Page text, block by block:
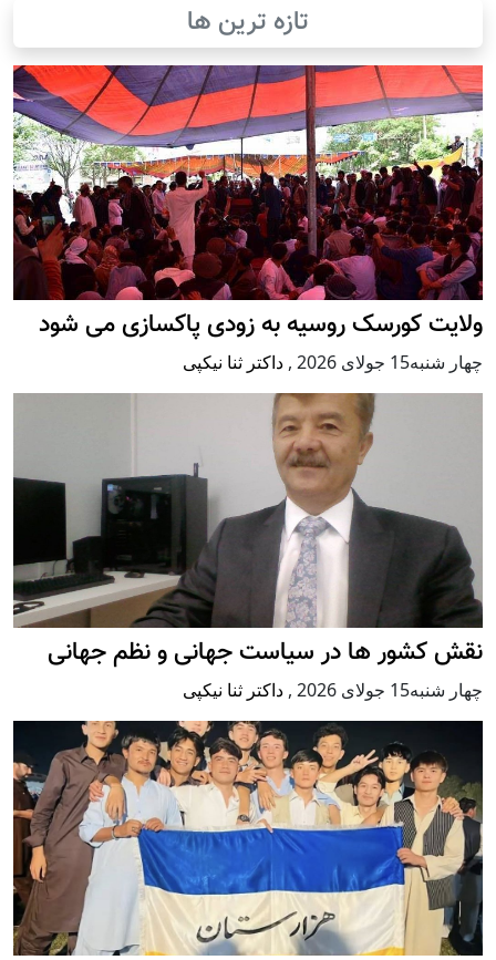
تازه ترین ها
ولایت کورسک روسیه به زودی پاکسازی می شود
چهار شنبه15 جولای 2026 , داکتر ثنا نیکپی
نقش کشور ها در سیاست جهانی و نظم جهانی
چهار شنبه15 جولای 2026 , داکتر ثنا نیکپی